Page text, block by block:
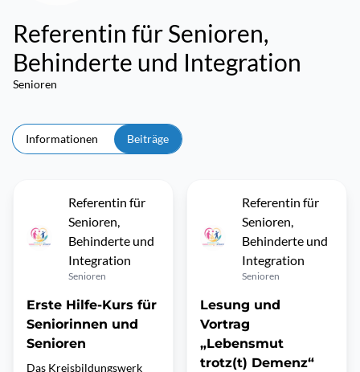
Referentin für Senioren,
Behinderte und Integration
Senioren
Informationen Beiträge
Referentin für
Senioren,
Behinderte und
Integration
Senioren
Erste Hilfe-Kurs für
Seniorinnen und
Senioren
Das Kreisbildungswerk
Referentin für
Senioren,
Behinderte und
Integration
Senioren
Lesung und
Vortrag
„Lebensmut
trotz(t) Demenz“